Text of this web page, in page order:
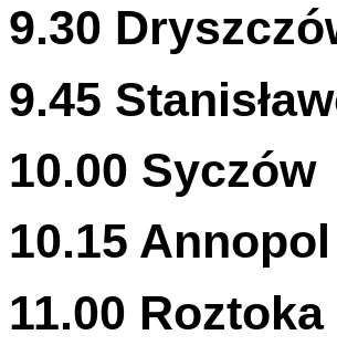
9.30
9.45
10.00 Syczów
10.15 Annopol
11.00 Roztoka